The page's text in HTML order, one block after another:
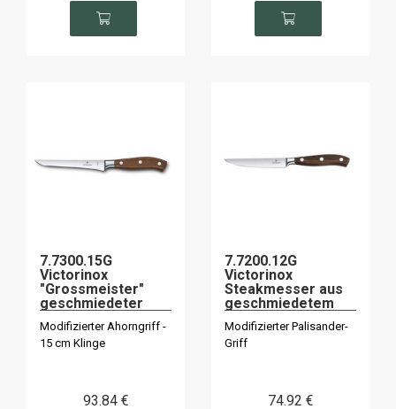
7.7300.15G
Victorinox
"Grossmeister"
geschmiedeter
Ständer
Modifizierter Ahorngriff -
15 cm Klinge
93.84 €
7.7200.12G
Victorinox
Steakmesser aus
geschmiedetem
Palisanderholz 12
cm "Grand Maître"
Modifizierter Palisander-
Griff
74.92 €